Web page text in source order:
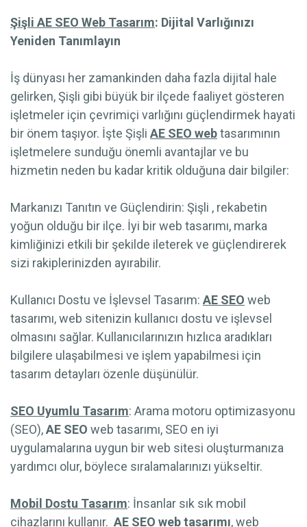
Şişli AE SEO Web Tasarım: Dijital Varlığınızı
Yeniden Tanımlayın
İş dünyası her zamankinden daha fazla dijital hale
gelirken, Şişli gibi büyük bir ilçede faaliyet gösteren
işletmeler için çevrimiçi varlığını güçlendirmek hayati
bir önem taşıyor. İşte Şişli AE SEO webtasarımının
işletmelere sunduğu önemli avantajlar ve bu
hizmetin neden bu kadar kritik olduğuna dair bilgiler:
Markanızı Tanıtın ve Güçlendirin: Şişli , rekabetin
yoğun olduğu bir ilçe. İyi bir web tasarımı, marka
kimliğinizi etkili bir şekilde ileterek ve güçlendirerek
sizi rakiplerinizden ayırabilir.
Kullanıcı Dostu ve İşlevsel Tasarım: AE SEO web
tasarımı, web sitenizin kullanıcı dostu ve işlevsel
olmasını sağlar. Kullanıcılarınızın hızlıca aradıkları
bilgilere ulaşabilmesi ve işlem yapabilmesi için
tasarım detayları özenle düşünülür.
SEO Uyumlu Tasarım: Arama motoru optimizasyonu
(SEO),AE SEO web tasarımı, SEO en iyi
uygulamalarına uygun bir web sitesi oluşturmanıza
yardımcı olur, böylece sıralamalarınızı yükseltir.
Mobil Dostu Tasarım: İnsanlar sık sık mobil
cihazlarını kullanır. AE SEO web tasarımı, web